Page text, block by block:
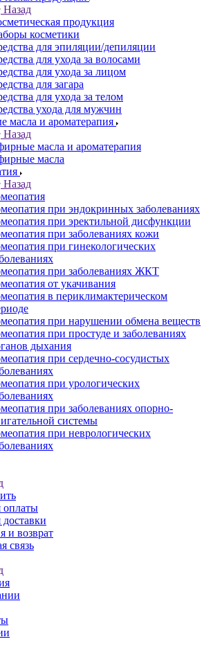
Назад
продукция
косметики
для эпиляции/депиляции
для ухода за волосами
для ухода за лицом
для загара
для ухода за телом
ухода для мужчин
масла и ароматерапия
Назад
масла и ароматерапия
масла
Назад
при эндокринных заболеваниях
при эректильной дисфункции
при заболеваниях кожи
при гинекологических
при заболеваниях ЖКТ
от укачивания
в периклимактерическом
при нарушении обмена веществ
при простуде и заболеваниях
дыхания
при сердечно-сосудистых
при урологических
при заболеваниях опорно-
системы
при неврологических
оплаты
и возврат
связь